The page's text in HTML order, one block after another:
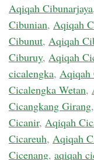
Aqiqah Cibunarjaya
Cibunian, Aqiqah
Cibunut, Aqiqah
Ciburuy, Aqiqah
cicalengka, Aqiqah
Cicalengka Wetan,
Cicangkang Girang,
Cicanir, Aqiqah
Cicareuh, Aqiqah
Cicenang, aqiqah